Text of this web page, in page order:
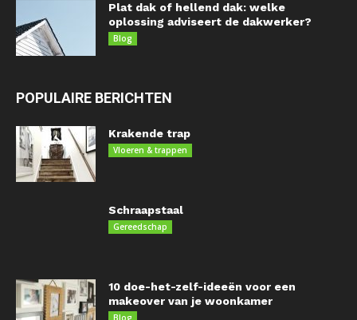
Plat dak of hellend dak: welke
oplossing adviseert de dakwerker?
Blog
POPULAIRE BERICHTEN
Krakende trap
Vloeren & trappen
Schraapstaal
Gereedschap
10 doe-het-zelf-ideeën voor een
makeover van je woonkamer
Blog